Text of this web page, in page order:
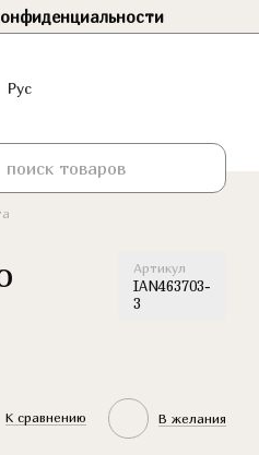
Рус
Артикул
IAN463703-
3
К сравнению В желания